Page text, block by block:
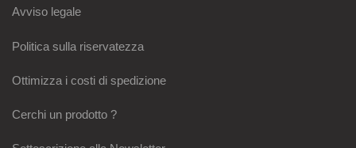
Avviso legale
Politica sulla riservatezza
Ottimizza i costi di spedizione
Cerchi un prodotto ?